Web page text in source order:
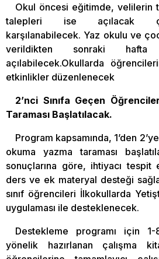
Okul öncesi eğitimde, velilerin
talepleri ise açılacak
karşılanabilecek. Yaz okulu ve
verildikten sonraki hafta
açılabilecek.Okullarda
etkinlikler düzenlenecek
2’nci Sınıfa Geçen
Taraması Başlatılacak.
Program kapsamında, 1’den
okuma yazma taraması
sonuçlarına göre, ihtiyacı
ders ve ek materyal desteği
sınıf öğrencileri İlkokullarda
uygulaması ile desteklenecek.
Destekleme programı için 1-
yönelik hazırlanan çalışma